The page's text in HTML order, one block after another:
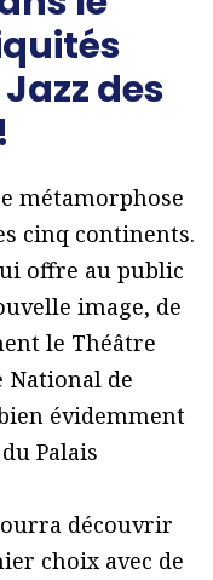
des
métamorphose
cinq continents.
offre au public
image, de
le Théâtre
National de
évidemment
Palais
découvrir
choix avec de